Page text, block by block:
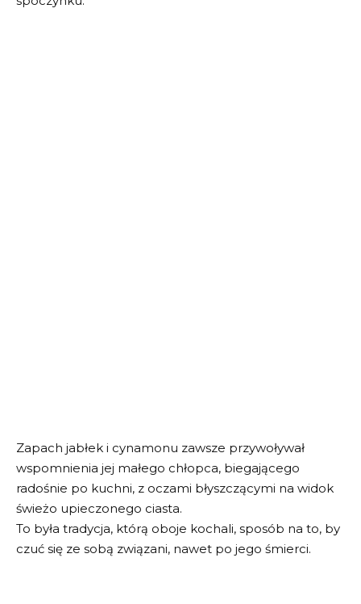
Zapach jabłek i cynamonu zawsze przywoływał
wspomnienia jej małego chłopca, biegającego
radośnie po kuchni, z oczami błyszczącymi na widok
świeżo upieczonego ciasta.
To była tradycja, którą oboje kochali, sposób na to, by
czuć się ze sobą związani, nawet po jego śmierci.